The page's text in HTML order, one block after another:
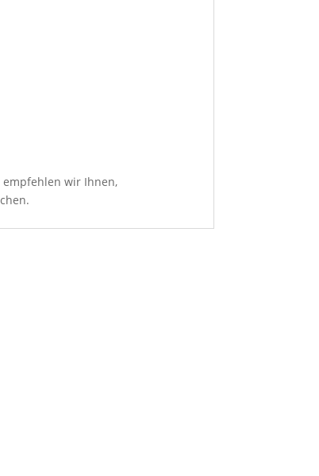
empfehlen wir Ihnen,